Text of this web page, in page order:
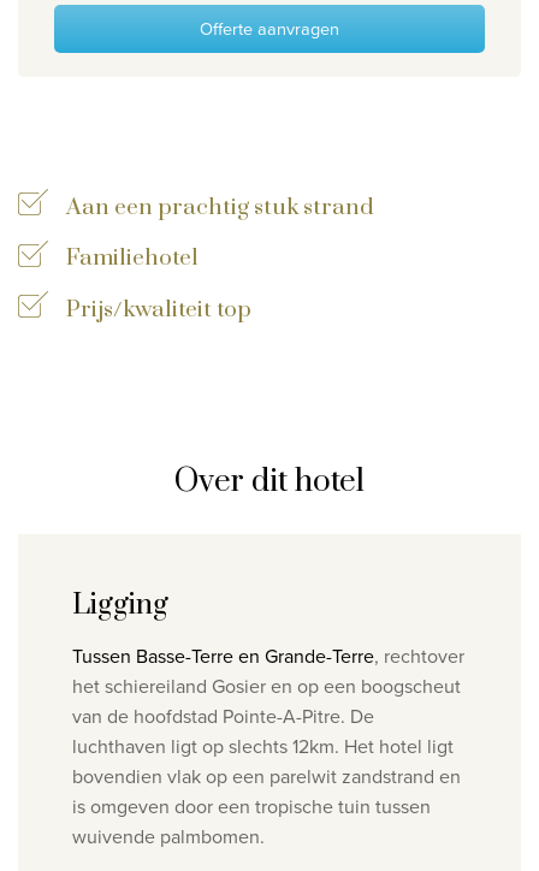
Onze reiskantoren
Nuttige links
Vacatures
Offerte aanvragen
Aan een prachtig stuk strand
Familiehotel
Prijs/kwaliteit top
Over dit hotel
Ligging
Tussen Basse-Terre en Grande-Terre, rechtover
het schiereiland Gosier en op een boogscheut
van de hoofdstad Pointe-A-Pitre. De
luchthaven ligt op slechts 12km. Het hotel ligt
bovendien vlak op een parelwit zandstrand en
is omgeven door een tropische tuin tussen
wuivende palmbomen.